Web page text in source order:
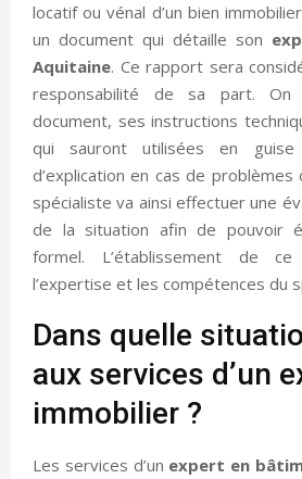
locatif ou vénal d’un bien
un document qui détaille son
Aquitaine. Ce rapport sera
responsabilité de sa part. On
document, ses instructions
qui sauront utilisées en
d’explication en cas de
spécialiste va ainsi effectuer une
de la situation afin de pouvoir
formel. L’établissement de
l’expertise et les compétences du
Dans quelle
aux services d’un
immobilier ?
Les services d’un expert en